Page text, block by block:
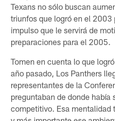
Texans no sólo buscan
triunfos que logró en el 2003
impulso que le servirá de
preparaciones para el 2005.
Tomen en cuenta lo que
año pasado, Los Panthers
representantes de la
preguntaban de donde había
competitivo. Esa mentalidad